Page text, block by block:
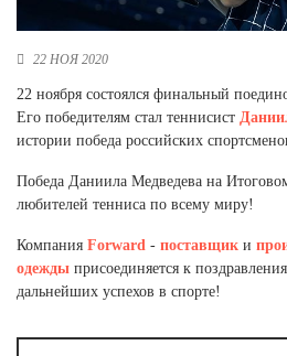
Омская область (5)
Республика Башкортостан (3)
Республика Крым (1)
Республика Татарстан (2)
Ростовская область (2)
Самарская область (1)
Санкт-Петербург и ЛО (3)
Свердловская область (5)
Северная Осетия (2)
Смоленская область (1)
22 НОЯ 2020
22 ноября состоялся финальный
Его победителям стал теннисист
истории победа российских
Победа Даниила Медведева на
любителей тенниса по всему миру!
Компания Forward - поставщик и
одежды присоединяется к
дальнейших успехов в спорте!